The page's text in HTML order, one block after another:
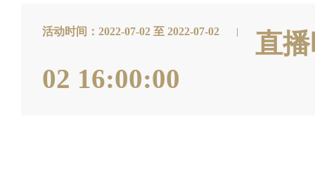
活动时间：2022-07-02 至 2022-07-02
直
02 16:00:00